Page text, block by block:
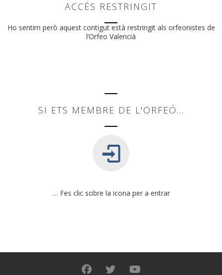
ACCÉS RESTRINGIT
Ho sentim però aquest contigut està restringit als orfeonistes de
l’Orfeo Valencià
SI ETS MEMBRE DE L'ORFEÓ...
… Fes clic sobre la icona per a entrar